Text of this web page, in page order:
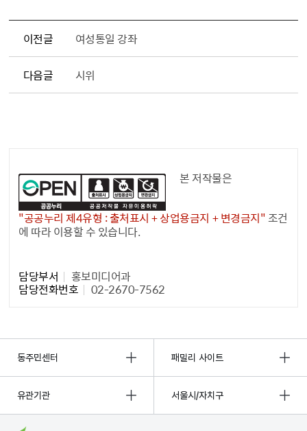
이전글 여성통일 강좌
다음글 시위
본 저작물은
"공공누리 제4유형 : 출처표시 + 상업용금지 + 변경금지"조건
에 따라 이용할 수 있습니다.
담당부서 홍보미디어과
담당전화번호 02-2670-7562
동주민센터 패밀리 사이트
유관기관 서울시/자치구